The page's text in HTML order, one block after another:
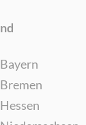
Bayern
Bremen
Hessen